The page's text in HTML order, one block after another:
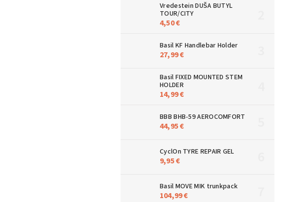
Vredestein DUŠA BUTYL
TOUR/CITY
4,50 €
Basil KF Handlebar Holder
27,99 €
Basil FIXED MOUNTED STEM
HOLDER
14,99 €
BBB BHB-59 AEROCOMFORT
44,95 €
CyclOn TYRE REPAIR GEL
9,95 €
Basil MOVE MIK trunkpack
104,99 €